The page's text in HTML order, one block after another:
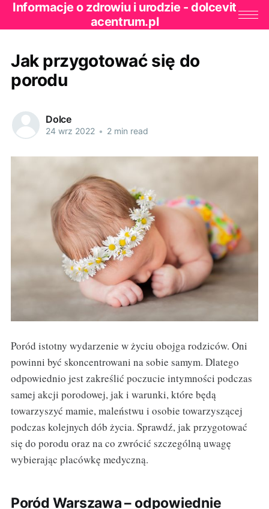
Informacje o zdrowiu i urodzie - dolcevit
acentrum.pl
Jak przygotować się do
porodu
Dolce
24 wrz 2022 • 2 min read
Poród istotny wydarzenie w życiu obojga rodziców. Oni
powinni być skoncentrowani na sobie samym. Dlatego
odpowiednio jest zakreślić poczucie intymności podczas
samej akcji porodowej, jak i warunki, które będą
towarzyszyć mamie, maleństwu i osobie towarzyszącej
podczas kolejnych dób życia. Sprawdź, jak przygotować
się do porodu oraz na co zwrócić szczególną uwagę
wybierając placówkę medyczną.
Poród Warszawa – odpowiednie